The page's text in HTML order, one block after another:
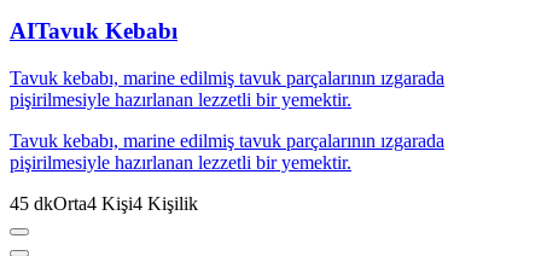
AITavuk Kebabı
Tavuk kebabı, marine edilmiş tavuk parçalarının ızgarada
pişirilmesiyle hazırlanan lezzetli bir yemektir.
Tavuk kebabı, marine edilmiş tavuk parçalarının ızgarada
pişirilmesiyle hazırlanan lezzetli bir yemektir.
45 dkOrta4 Kişi4 Kişilik